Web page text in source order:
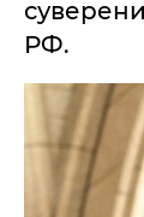
РФ.